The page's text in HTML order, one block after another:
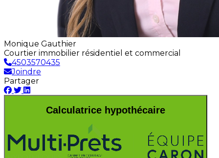
Monique Gauthier
Courtier immobilier résidentiel et commercial
4503570435
Joindre
Partager
Calculatrice hypothécaire